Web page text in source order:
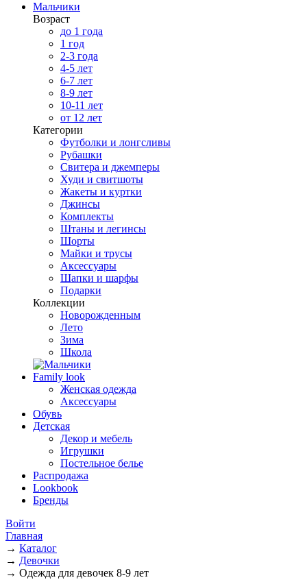
Мальчики
Возраст
до 1 года
1 год
2-3 года
4-5 лет
6-7 лет
8-9 лет
10-11 лет
от 12 лет
Категории
Футболки и лонгсливы
Рубашки
Свитера и джемперы
Худи и свитшоты
Жакеты и куртки
Джинсы
Комплекты
Штаны и легинсы
Шорты
Майки и трусы
Аксессуары
Шапки и шарфы
Подарки
Коллекции
Новорожденным
Лето
Зима
Школа
Family look
Женская одежда
Аксессуары
Обувь
Детская
Декор и мебель
Игрушки
Постельное белье
Распродажа
Lookbook
Бренды
Войти
Главная
→ Каталог
→ Девочки
→ Одежда для девочек 8-9 лет